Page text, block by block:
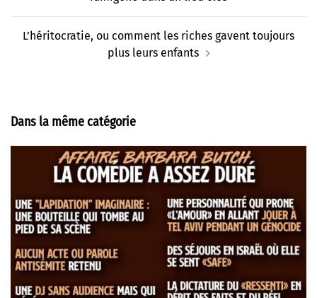
L’héritocratie, ou comment les riches gavent toujours
plus leurs enfants
Dans la même catégorie